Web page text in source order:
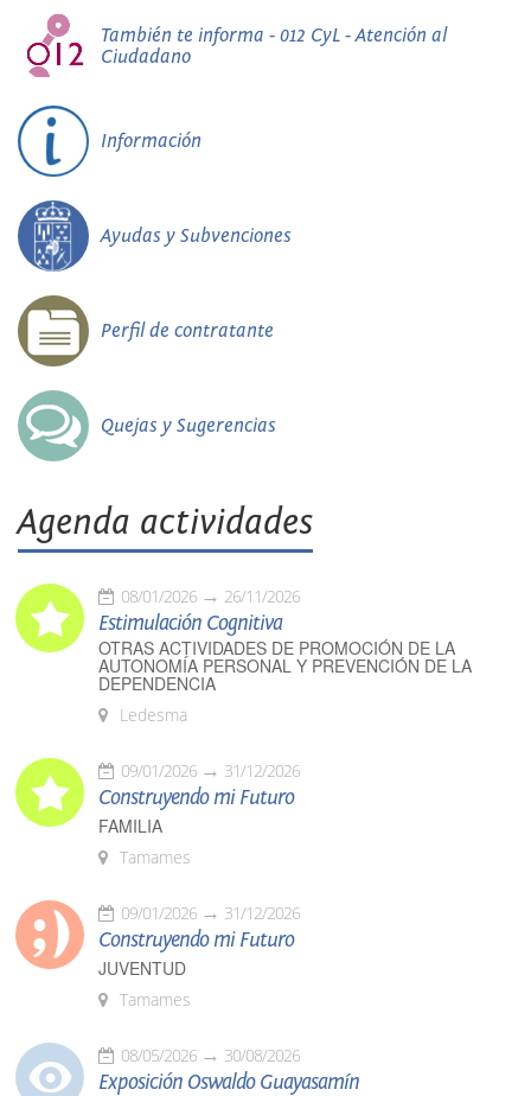
También te informa - 012 CyL - Atención al
Ciudadano
Información
Ayudas y Subvenciones
Perfil de contratante
Quejas y Sugerencias
Agenda actividades
08/01/2026 26/11/2026
Estimulación Cognitiva
OTRAS ACTIVIDADES DE PROMOCIÓN DE LA
AUTONOMÍA PERSONAL Y PREVENCIÓN DE LA
DEPENDENCIA
Ledesma
09/01/2026 31/12/2026
Construyendo mi Futuro
FAMILIA
Tamames
09/01/2026 31/12/2026
Construyendo mi Futuro
JUVENTUD
Tamames
08/05/2026 30/08/2026
Exposición Oswaldo Guayasamín